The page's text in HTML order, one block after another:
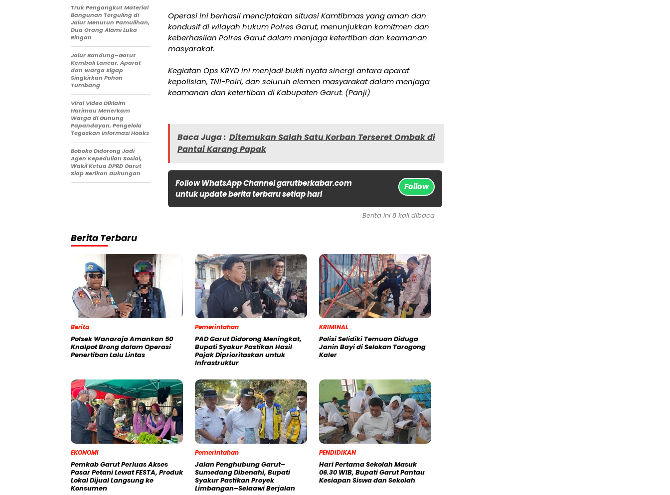
Operasi ini berhasil menciptakan situasi Kamtibmas yang aman dan
kondusif di wilayah hukum Polres Garut, menunjukkan komitmen dan
keberhasilan Polres Garut dalam menjaga ketertiban dan keamanan
masyarakat.
Kegiatan Ops KRYD ini menjadi bukti nyata sinergi antara aparat
kepolisian, TNI-Polri, dan seluruh elemen masyarakat dalam menjaga
keamanan dan ketertiban di Kabupaten Garut. (Panji)
Baca Juga : Ditemukan Salah Satu Korban Terseret Ombak di
Pantai Karang Papak
Follow WhatsApp Channel garutberkabar.com
untuk update berita terbaru setiap hari
Follow
Truk Pengangkut Material
Bangunan Terguling di
Jalur Menurun Pamulihan,
Dua Orang Alami Luka
Ringan
Jalur Bandung–Garut
Kembali Lancar, Aparat
dan Warga Sigap
Singkirkan Pohon
Tumbang
Viral Video Diklaim
Harimau Menerkam
Warga di Gunung
Papandayan, Pengelola
Tegaskan Informasi Hoaks
Boboko Didorong Jadi
Agen Kepedulian Sosial,
Wakil Ketua DPRD Garut
Siap Berikan Dukungan
Berita ini 8 kali dibaca
Berita Terbaru
Berita
Polsek Wanaraja Amankan 50
Knalpot Brong dalam Operasi
Penertiban Lalu Lintas
Pemerintahan
PAD Garut Didorong Meningkat,
Bupati Syakur Pastikan Hasil
Pajak Diprioritaskan untuk
Infrastruktur
KRIMINAL
Polisi Selidiki Temuan Diduga
Janin Bayi di Selokan Tarogong
Kaler
EKONOMI
Pemkab Garut Perluas Akses
Pasar Petani Lewat FESTA, Produk
Lokal Dijual Langsung ke
Konsumen
Pemerintahan
Jalan Penghubung Garut–
Sumedang Dibenahi, Bupati
Syakur Pastikan Proyek
Limbangan–Selaawi Berjalan
PENDIDIKAN
Hari Pertama Sekolah Masuk
06.30 WIB, Bupati Garut Pantau
Kesiapan Siswa dan Sekolah